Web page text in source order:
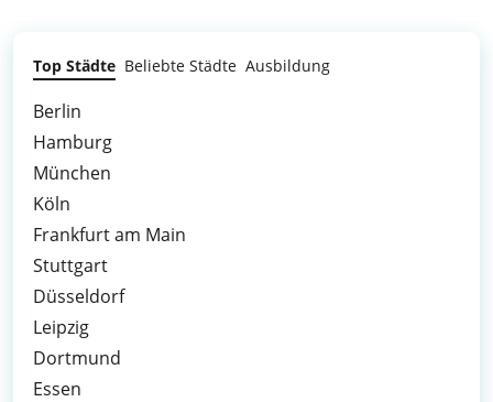
Top Städte Beliebte Städte Ausbildung
Berlin
Hamburg
München
Köln
Frankfurt am Main
Stuttgart
Düsseldorf
Leipzig
Dortmund
Essen